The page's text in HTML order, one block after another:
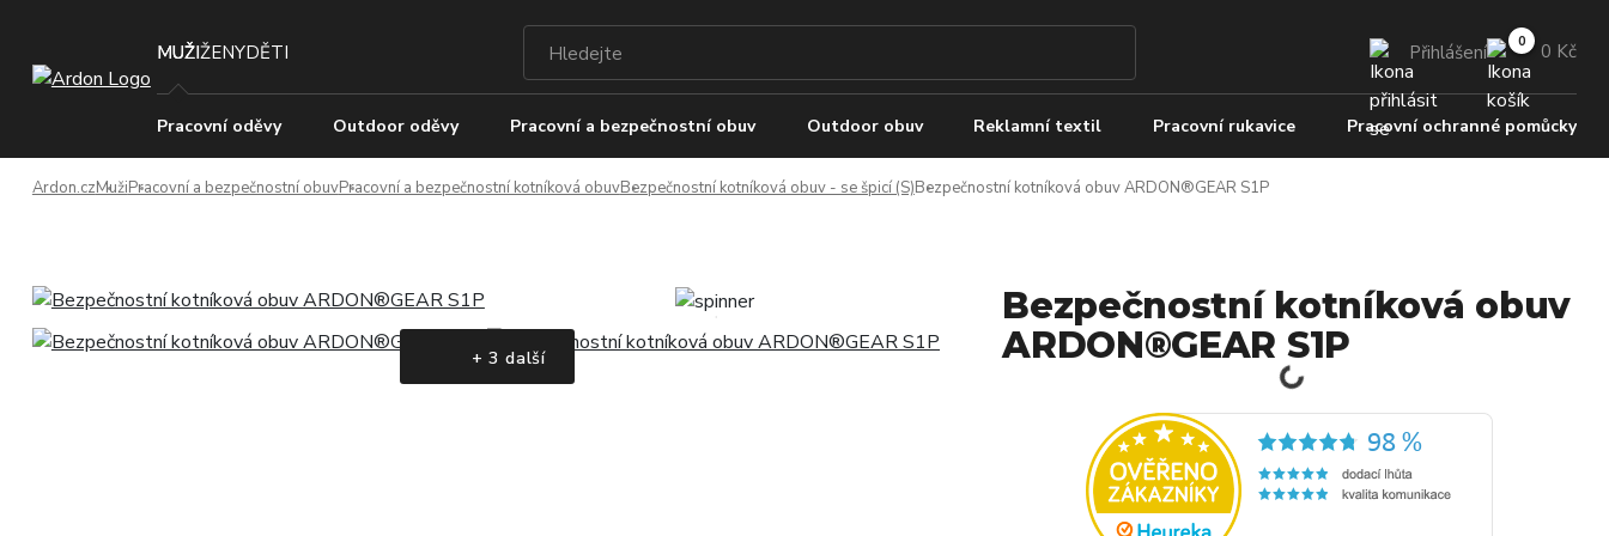
MUŽIŽENYDĚTI Přihlášení 0 Kč
Pracovní oděvy Outdoor oděvy Pracovní a bezpečnostní obuv Outdoor obuv Reklamní textil Pracovní rukavice Pracovní ochranné pomůcky
Ardon.czMužiPracovní a bezpečnostní obuvPracovní a bezpečnostní kotníková obuvBezpečnostní kotníková obuv - se špicí (S)Bezpečnostní kotníková obuv ARDON®GEAR S1P
+ 3 další
Bezpečnostní kotníková obuv
ARDON®GEAR S1P